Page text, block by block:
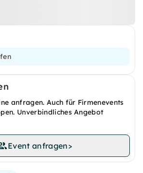
anfragen. Auch für Firmenevents
Unverbindliches Angebot
Event anfragen>